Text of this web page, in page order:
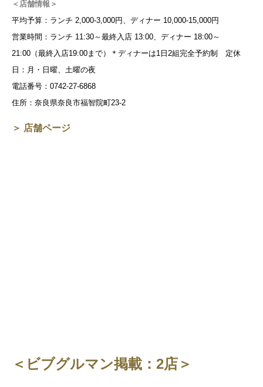
＜店舗情報＞
平均予算：ランチ 2,000-3,000円、ディナー 10,000-15,000円
営業時間：ランチ 11:30～最終入店 13:00、ディナー 18:00～
21:00（最終入店19:00まで）＊ディナーは1日2組完全予約制 定休
日：月・日曜、土曜の夜
電話番号：0742-27-6868
住所：奈良県奈良市福智院町23-2
＞ 店舗ページ
＜ビブグルマン掲載：2店＞